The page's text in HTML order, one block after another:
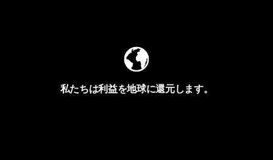
私たちは利益を地球に還元します。